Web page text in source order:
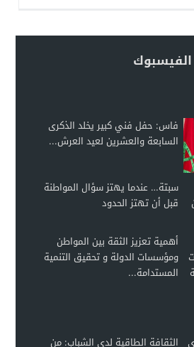
الفيسبوك
فاس: حفل فني كبير يخلد الذكرى
السابعة والعشرين لعيد العرش...
سبتة… عندما يهتز سؤال المواطنة
قبل أن تهتز الحدود
أهمية تعزيز الثقة بين المواطن
ومؤسسات الدولة و تحقيق التنمية
المستدامة...
الثقافة الطاقية لدى الشباب: من